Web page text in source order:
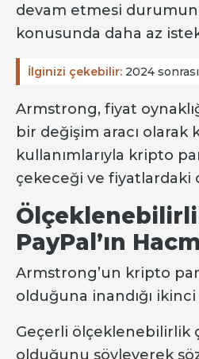
devam etmesi
konusunda daha az
İlginizi çekebilir: 2024
Armstrong, fiyat
bir değişim aracı
kullanımlarıyla kripto
çekeceği ve fiyatlardaki
PayPal’ın
Armstrong’un kripto
olduğuna inandığı
Geçerli ölçeklenebilirlik
olduğunu söyleyerek